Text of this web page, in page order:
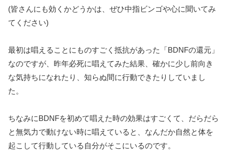
(皆さんにも効くかどうかは、ぜひ中指ビンゴや心に聞いてみ
てください)
最初は唱えることにものすごく抵抗があった「BDNFの還元」
なのですが、昨年必死に唱えてみた結果、確かに少し前向き
な気持ちになれたり、知らぬ間に行動できたりしていまし
た。
ちなみにBDNFを初めて唱えた時の効果はすごくて、だらだら
と無気力で動けない時に唱えていると、なんだか自然と体を
起こして行動している自分がそこにいるのです。